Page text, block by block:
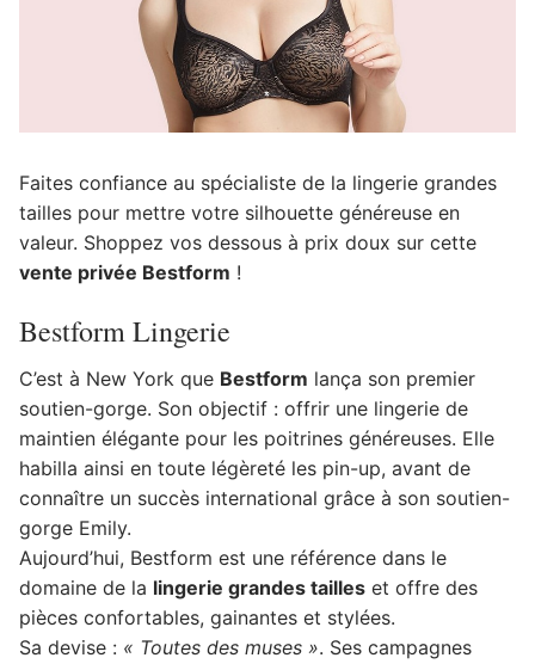
Faites confiance au spécialiste de la lingerie grandes
tailles pour mettre votre silhouette généreuse en
valeur. Shoppez vos dessous à prix doux sur cette
vente privée Bestform !
Bestform Lingerie
C’est à New York que Bestform lança son premier
soutien-gorge. Son objectif : offrir une lingerie de
maintien élégante pour les poitrines généreuses. Elle
habilla ainsi en toute légèreté les pin-up, avant de
connaître un succès international grâce à son soutien-
gorge Emily.
Aujourd’hui, Bestform est une référence dans le
domaine de la lingerie grandes tailles et offre des
pièces confortables, gainantes et stylées.
Sa devise : « Toutes des muses ». Ses campagnes